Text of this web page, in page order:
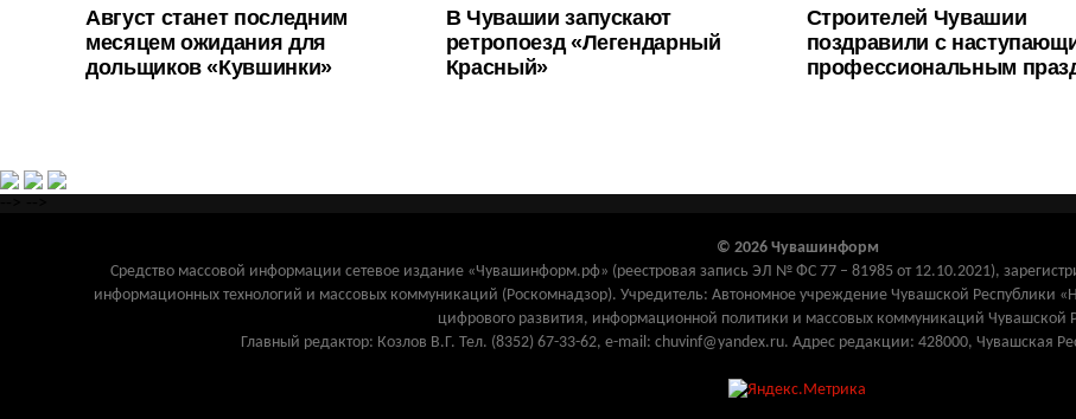
Август станет последним
месяцем ожидания для
дольщиков «Кувшинки»
В Чувашии запускают
ретропоезд «Легендарный
Красный»
Строителей Чувашии
поздравили с
профессиональным
© 2026 Чувашинформ
Средство массовой информации сетевое издание «Чувашинформ.рф» (реестровая запись ЭЛ № ФС 77 – 81985 от 12.10.2021),
информационных технологий и массовых коммуникаций (Роскомнадзор). Учредитель: Автономное учреждение Чувашской Республики
цифрового развития, информационной политики и массовых коммуникаций Чувашской
Главный редактор: Козлов В.Г. Тел. (8352) 67-33-62, e-mail: chuvinf@yandex.ru. Адрес редакции: 428000, Чувашская